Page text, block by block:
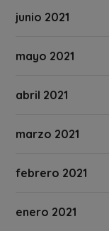
junio 2021
mayo 2021
abril 2021
marzo 2021
febrero 2021
enero 2021